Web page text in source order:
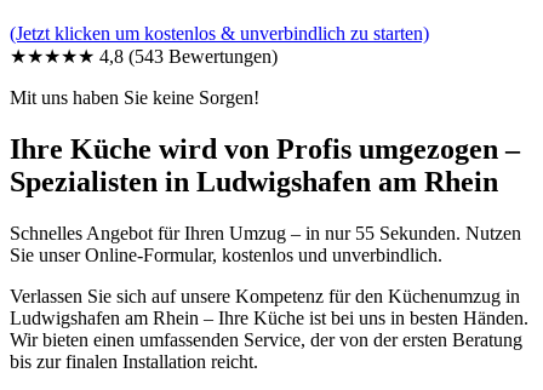
(Jetzt klicken um kostenlos & unverbindlich zu starten)
★★★★★ 4,8 (543 Bewertungen)
Mit uns haben Sie keine Sorgen!
Ihre Küche wird von Profis umgezogen –
Spezialisten in Ludwigshafen am Rhein
Schnelles Angebot für Ihren Umzug – in nur 55 Sekunden. Nutzen
Sie unser Online-Formular, kostenlos und unverbindlich.
Verlassen Sie sich auf unsere Kompetenz für den Küchenumzug in
Ludwigshafen am Rhein – Ihre Küche ist bei uns in besten Händen.
Wir bieten einen umfassenden Service, der von der ersten Beratung
bis zur finalen Installation reicht.